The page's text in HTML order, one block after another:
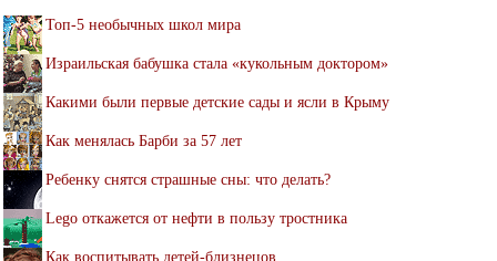
Топ-5 необычных школ мира
Израильская бабушка стала «кукольным доктором»
Какими были первые детские сады и ясли в Крыму
Как менялась Барби за 57 лет
Ребенку снятся страшные сны: что делать?
Lego откажется от нефти в пользу тростника
Как воспитывать детей-близнецов